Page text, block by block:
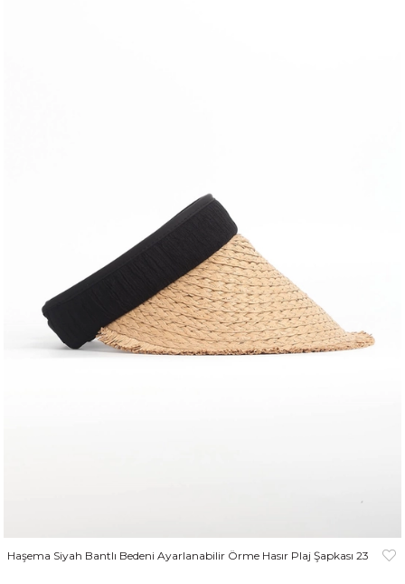
Haşema Siyah Bantlı Bedeni Ayarlanabilir Örme Hasır Plaj Şapkası 23